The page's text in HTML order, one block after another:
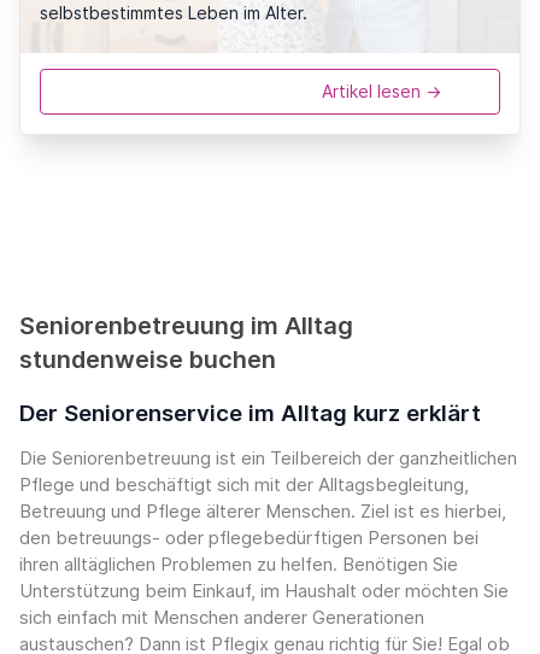
selbstbestimmtes Leben im Alter.
Artikel lesen ->
Seniorenbetreuung im Alltag
stundenweise buchen
Der Seniorenservice im Alltag kurz erklärt
Die Seniorenbetreuung ist ein Teilbereich der ganzheitlichen
Pflege und beschäftigt sich mit der Alltagsbegleitung,
Betreuung und Pflege älterer Menschen. Ziel ist es hierbei,
den betreuungs- oder pflegebedürftigen Personen bei
ihren alltäglichen Problemen zu helfen. Benötigen Sie
Unterstützung beim Einkauf, im Haushalt oder möchten Sie
sich einfach mit Menschen anderer Generationen
austauschen? Dann ist Pflegix genau richtig für Sie! Egal ob